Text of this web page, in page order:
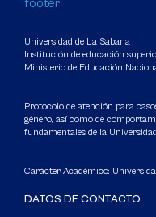
Universidad de La Sabana
Institución de educación
Ministerio de Educación
Protocolo de atención para
género, así como de
fundamentales de la Universidad
Carácter Académico:
DATOS DE CONTACTO